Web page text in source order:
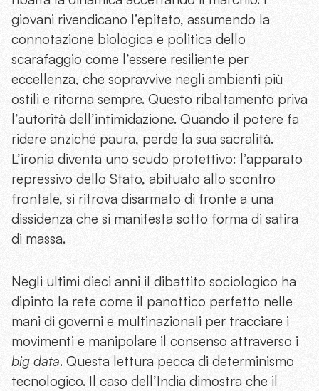
giovani rivendicano l’epiteto, assumendo la
connotazione biologica e politica dello
scarafaggio come l’essere resiliente per
eccellenza, che sopravvive negli ambienti più
ostili e ritorna sempre. Questo ribaltamento priva
l’autorità dell’intimidazione. Quando il potere fa
ridere anziché paura, perde la sua sacralità.
L’ironia diventa uno scudo protettivo: l’apparato
repressivo dello Stato, abituato allo scontro
frontale, si ritrova disarmato di fronte a una
dissidenza che si manifesta sotto forma di satira
di massa.
Negli ultimi dieci anni il dibattito sociologico ha
dipinto la rete come il panottico perfetto nelle
mani di governi e multinazionali per tracciare i
movimenti e manipolare il consenso attraverso i
big data. Questa lettura pecca di determinismo
tecnologico. Il caso dell’India dimostra che il